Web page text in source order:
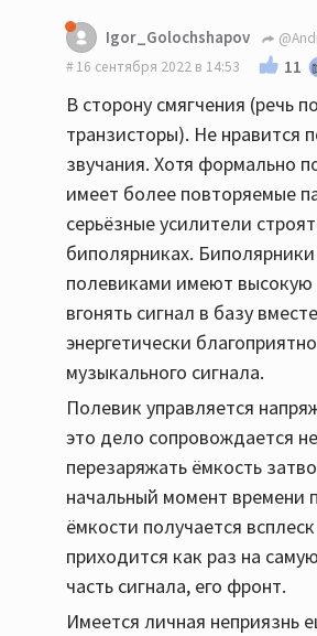
Igor_Golochshapov
16 сентября 2022 в 14:53
11
В сторону смягчения (речь
транзисторы). Не нравится
звучания. Хотя формально
имеет более повторяемые
серьёзные усилители
биполярниках.
полевиками имеют высокую
вгонять сигнал в базу
энергетически
музыкального сигнала.
Полевик управляется
это дело сопровождается
перезаряжать ёмкость
начальный момент времени
ёмкости получается
приходится как раз на
часть сигнала, его фронт.
Имеется личная неприязнь